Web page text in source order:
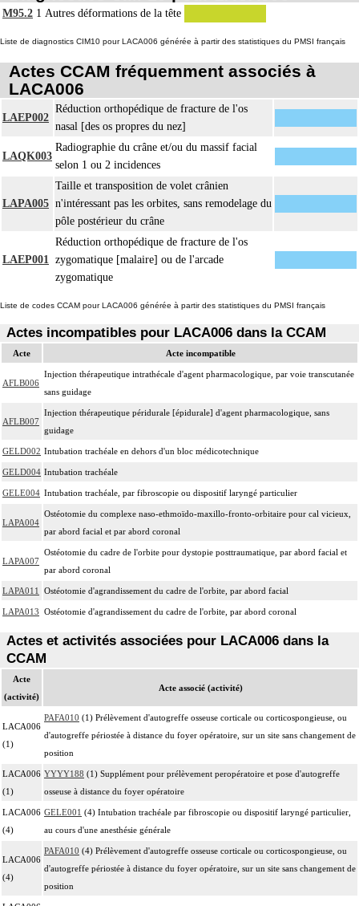
M95.2 1 Autres déformations de la tête
Liste de diagnostics CIM10 pour LACA006 générée à partir des statistiques du PMSI français
Actes CCAM fréquemment associés à
LACA006
LAEP002
Réduction orthopédique de fracture de l'os
nasal [des os propres du nez]
LAQK003
Radiographie du crâne et/ou du massif facial
selon 1 ou 2 incidences
LAPA005
Taille et transposition de volet crânien
n'intéressant pas les orbites, sans remodelage du
pôle postérieur du crâne
LAEP001
Réduction orthopédique de fracture de l'os
zygomatique [malaire] ou de l'arcade
zygomatique
Liste de codes CCAM pour LACA006 générée à partir des statistiques du PMSI français
Actes incompatibles pour LACA006 dans la CCAM
Acte Acte incompatible
AFLB006
Injection thérapeutique intrathécale d'agent pharmacologique, par voie transcutanée
sans guidage
AFLB007
Injection thérapeutique péridurale [épidurale] d'agent pharmacologique, sans
guidage
GELD002 Intubation trachéale en dehors d'un bloc médicotechnique
GELD004 Intubation trachéale
GELE004 Intubation trachéale, par fibroscopie ou dispositif laryngé particulier
LAPA004
Ostéotomie du complexe naso-ethmoïdo-maxillo-fronto-orbitaire pour cal vicieux,
par abord facial et par abord coronal
LAPA007
Ostéotomie du cadre de l'orbite pour dystopie posttraumatique, par abord facial et
par abord coronal
LAPA011 Ostéotomie d'agrandissement du cadre de l'orbite, par abord facial
LAPA013 Ostéotomie d'agrandissement du cadre de l'orbite, par abord coronal
Actes et activités associées pour LACA006 dans la
CCAM
Acte
(activité)
Acte associé (activité)
LACA006
(1)
PAFA010 (1) Prélèvement d'autogreffe osseuse corticale ou corticospongieuse, ou
d'autogreffe périostée à distance du foyer opératoire, sur un site sans changement de
position
LACA006
(1)
YYYY188 (1) Supplément pour prélèvement peropératoire et pose d'autogreffe
osseuse à distance du foyer opératoire
LACA006
(4)
GELE001 (4) Intubation trachéale par fibroscopie ou dispositif laryngé particulier,
au cours d'une anesthésie générale
LACA006
(4)
PAFA010 (4) Prélèvement d'autogreffe osseuse corticale ou corticospongieuse, ou
d'autogreffe périostée à distance du foyer opératoire, sur un site sans changement de
position